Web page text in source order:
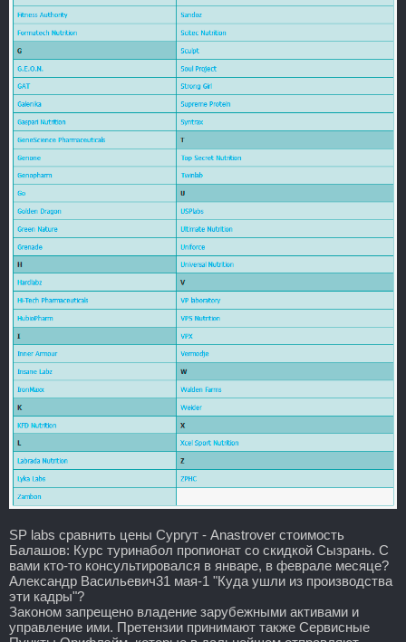
SP labs сравнить цены Сургут - Anastrover стоимость
Балашов: Курс туринабол пропионат со скидкой Сызрань. С
вами кто-то консультировался в январе, в феврале месяце?
Александр Васильевич31 мая-1 "Куда ушли из производства
эти кадры"?
Законом запрещено владение зарубежными активами и
управление ими. Претензии принимают также Сервисные